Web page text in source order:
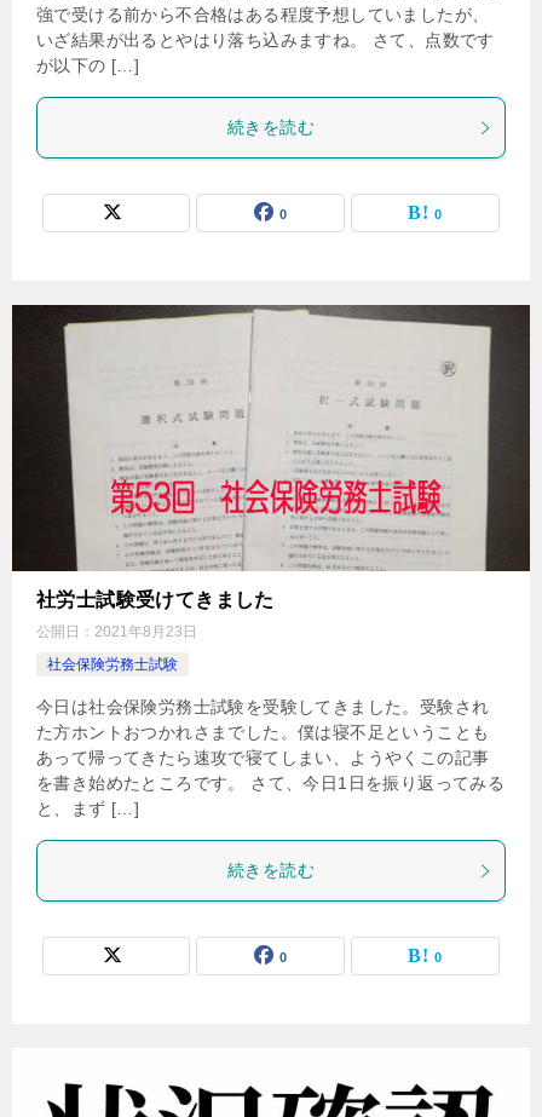
強で受ける前から不合格はある程度予想していましたが、
いざ結果が出るとやはり落ち込みますね。 さて、点数です
が以下の […]
続きを読む
0 0
社労士試験受けてきました
公開日： 2021年8月23日
社会保険労務士試験
今日は社会保険労務士試験を受験してきました。受験され
た方ホントおつかれさまでした。僕は寝不足ということも
あって帰ってきたら速攻で寝てしまい、ようやくこの記事
を書き始めたところです。 さて、今日1日を振り返ってみる
と、まず […]
続きを読む
0 0